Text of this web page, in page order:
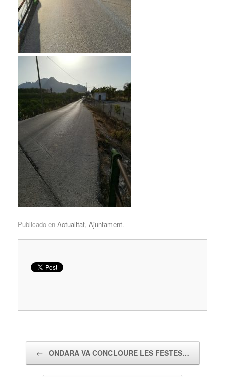
Publicado en Actualitat, Ajuntament.
← ONDARA VA CONCLOURE LES FESTES…